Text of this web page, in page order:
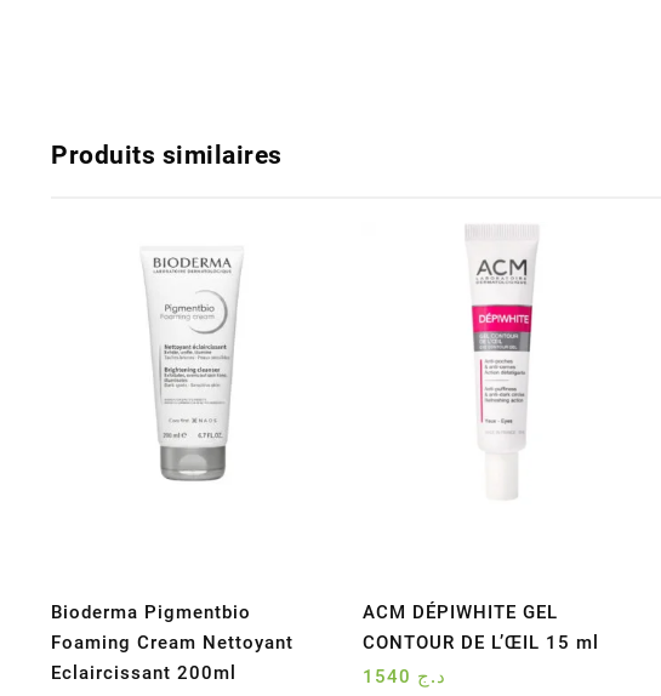
Produits similaires
Bioderma Pigmentbio
Foaming Cream Nettoyant
Eclaircissant 200ml
ACM DÉPIWHITE GEL
CONTOUR DE L’ŒIL 15 ml
د.ج